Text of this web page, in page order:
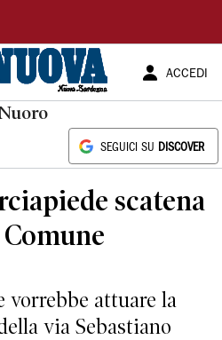
ACCEDI
SEGUICI SU DISCOVER
scatena
vorrebbe attuare la
via Sebastiano